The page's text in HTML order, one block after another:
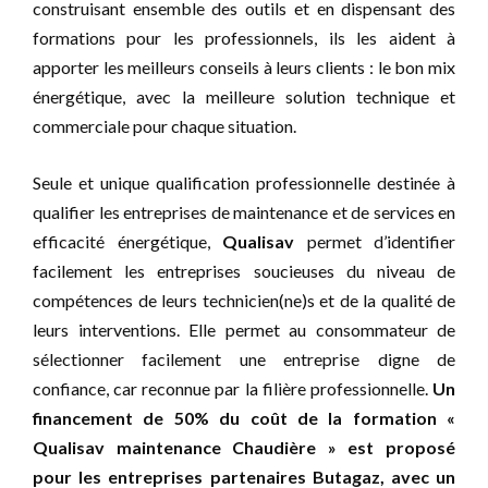
construisant ensemble des outils et en dispensant des
formations pour les professionnels, ils les aident à
apporter les meilleurs conseils à leurs clients : le bon mix
énergétique, avec la meilleure solution technique et
commerciale pour chaque situation.
Seule et unique qualification professionnelle destinée à
qualifier les entreprises de maintenance et de services en
efficacité énergétique, Qualisav permet d’identifier
facilement les entreprises soucieuses du niveau de
compétences de leurs technicien(ne)s et de la qualité de
leurs interventions. Elle permet au consommateur de
sélectionner facilement une entreprise digne de
confiance, car reconnue par la filière professionnelle. Un
financement de 50% du coût de la formation «
Qualisav maintenance Chaudière » est proposé
pour les entreprises partenaires Butagaz, avec un